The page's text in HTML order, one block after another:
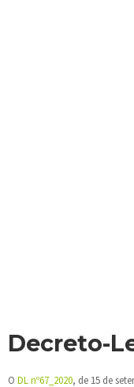
Decreto-
O DL nº67_2020, de 15 de